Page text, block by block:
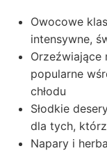
Owocowe
intensywne,
popularne
chłodu
Słodkie
dla tych,
Napary i